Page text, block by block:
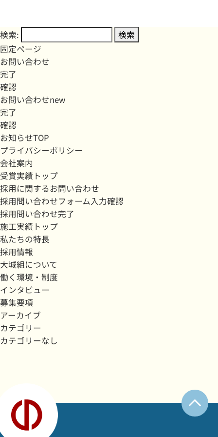
検索:
固定ページ
お問い合わせ
完了
確認
お問い合わせnew
完了
確認
お知らせTOP
プライバシーポリシー
会社案内
受賞実績トップ
採用に関するお問い合わせ
採用問い合わせフォーム入力確認
採用問い合わせ完了
施工実績トップ
私たちの特長
採用情報
大城組について
働く環境・制度
インタビュー
募集要項
アーカイブ
カテゴリー
カテゴリーなし